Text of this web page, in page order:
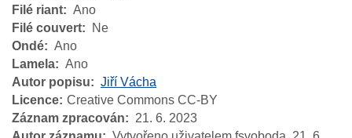
Filé riant
Ano
Filé couvert
Ne
Ondé
Ano
Lamela
Ano
Autor popisu
Jiří Vácha
Licence Creative Commons CC-BY
Záznam zpracován
21. 6. 2023